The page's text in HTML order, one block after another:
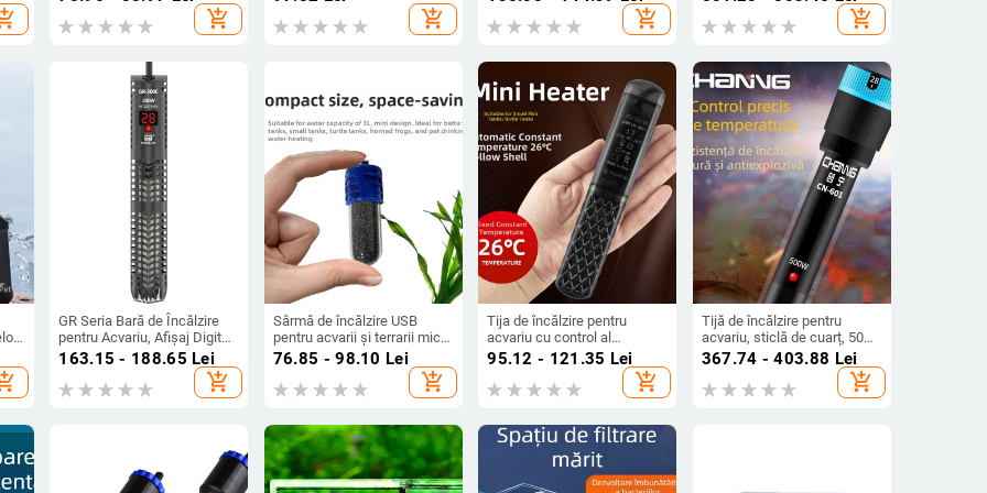
pompă de filtrare, mut,
extern, agățat, reglabil
add_shopping_cart add_shopping_cart
inteligentă a temperaturii,
precizie 1°
add_shopping_cart
temperaturii, protecție la
explozie, versiune de export
add_shopping_cart
GR Seria Bară de Încălzire
pentru Acvariu, Afișaj Digital
– Termostat Automat pentru
163.15 - 188.65 Lei
add_shopping_cart
Sârmă de încălzire USB
pentru acvarii și terrarii mici,
cu control automat al
temperaturii (Material: fir
NiCr; Putere: 10/15W;
76.85 - 98.10 Lei
add_shopping_cart
Tija de încălzire pentru
acvariu cu control al
temperaturii – ABS, 158 g,
95.12 - 121.35 Lei
add_shopping_cart
Tijă de încălzire pentru
acvariu, sticlă de cuarț, 50–
500W, 0,5 kg, brandul
367.74 - 403.88 Lei
add_shopping_cart